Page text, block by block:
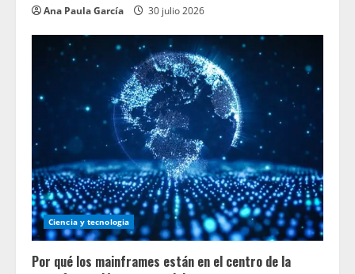
Ana Paula García 30 julio 2026
Ciencia y tecnologia
Por qué los mainframes están en el centro de la